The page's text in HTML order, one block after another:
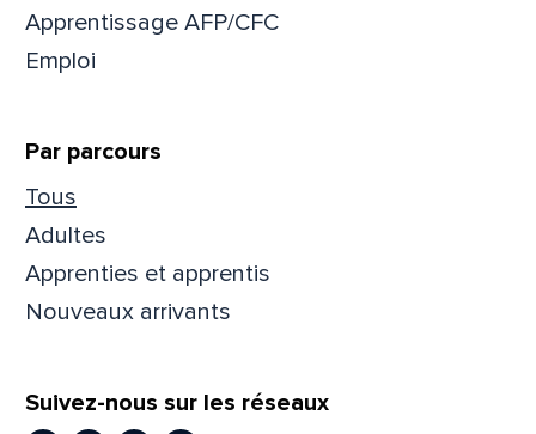
Apprentissage AFP/CFC
Emploi
Par parcours
Tous
Adultes
Apprenties et apprentis
Nouveaux arrivants
Suivez-nous sur les réseaux